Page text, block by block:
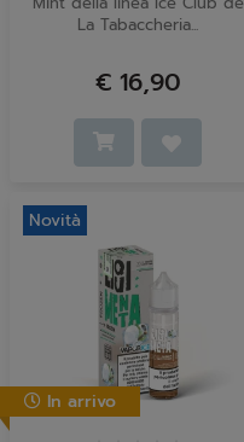
La Tabaccheria...
€ 16,90
Novità
In arrivo